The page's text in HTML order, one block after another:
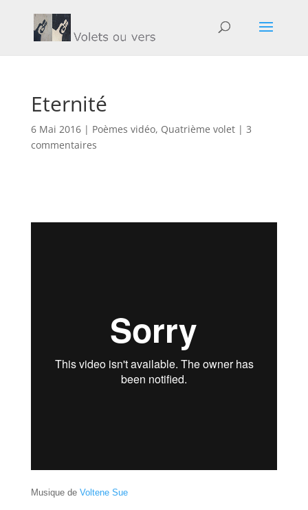
Eternité
6 Mai 2016| Poèmes vidéo, Quatrième volet| 3
commentaires
Musique de Voltene Sue